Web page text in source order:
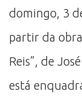
domingo, 3
partir da
Reis”, de
está